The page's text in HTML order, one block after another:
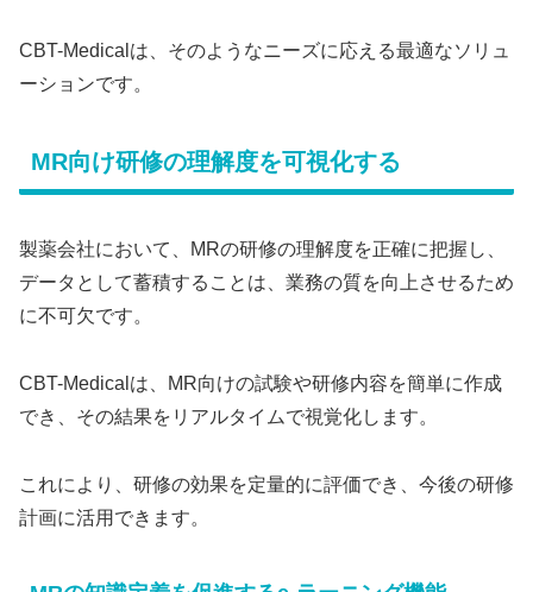
CBT-Medicalは、そのようなニーズに応える最適なソリュ
ーションです。
MR向け研修の理解度を可視化する
製薬会社において、MRの研修の理解度を正確に把握し、
データとして蓄積することは、業務の質を向上させるため
に不可欠です。
CBT-Medicalは、MR向けの試験や研修内容を簡単に作成
でき、その結果をリアルタイムで視覚化します。
これにより、研修の効果を定量的に評価でき、今後の研修
計画に活用できます。